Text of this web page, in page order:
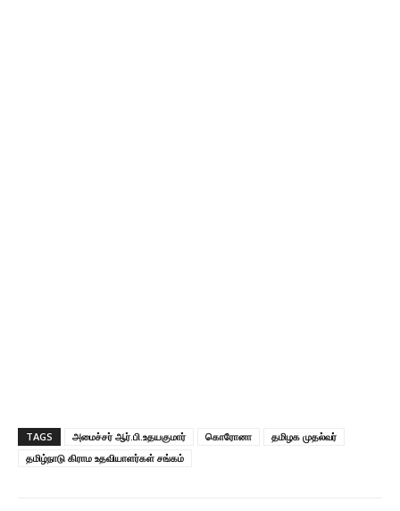
TAGS அமைச்சர் ஆர்.பி.உதயகுமார் கொரோனா
தமிழக முதல்வர்
தமிழ்நாடு கிராம உதவியாளர்கள் சங்கம்